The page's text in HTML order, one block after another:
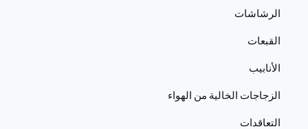
الرشاشات
القبعات
الأنابيب
الزجاجات الخالية من الهواء
التعاقدات